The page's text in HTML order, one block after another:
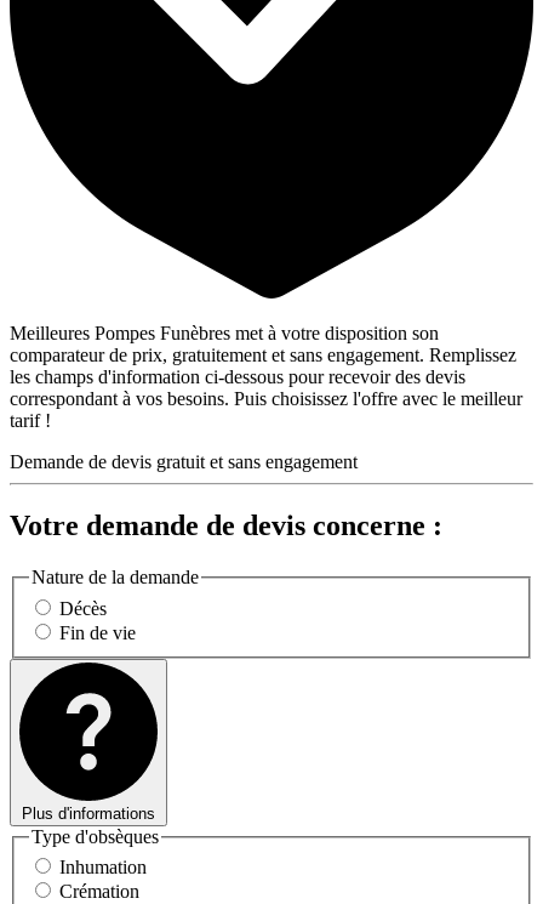
Meilleures Pompes Funèbres met à votre disposition son
comparateur de prix, gratuitement et sans engagement. Remplissez
les champs d'information ci-dessous pour recevoir des devis
correspondant à vos besoins. Puis choisissez l'offre avec le meilleur
tarif !
Demande de devis gratuit et sans engagement
Votre demande de devis concerne :
Nature de la demande
Décès
Fin de vie
Plus d'informations
Type d'obsèques
Inhumation
Crémation